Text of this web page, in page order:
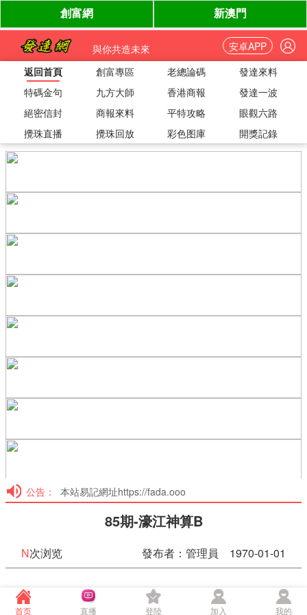
與你共造未來
安卓APP
返回首頁
創富專區 老總論碼
發達來料
特碼金句
九方大師 香港商報
發達一波
絕密信封
商報來料 平特攻略
眼觀六路
攪珠直播
攪珠回放 彩色图庫 開獎記錄
公告： 本站易記網址https://fada.ooo
85期-濠江神算B
N次浏览 發布者：管理員 1970-01-01
85期-濠江神算B
首页 直播 登陸 加入 我的